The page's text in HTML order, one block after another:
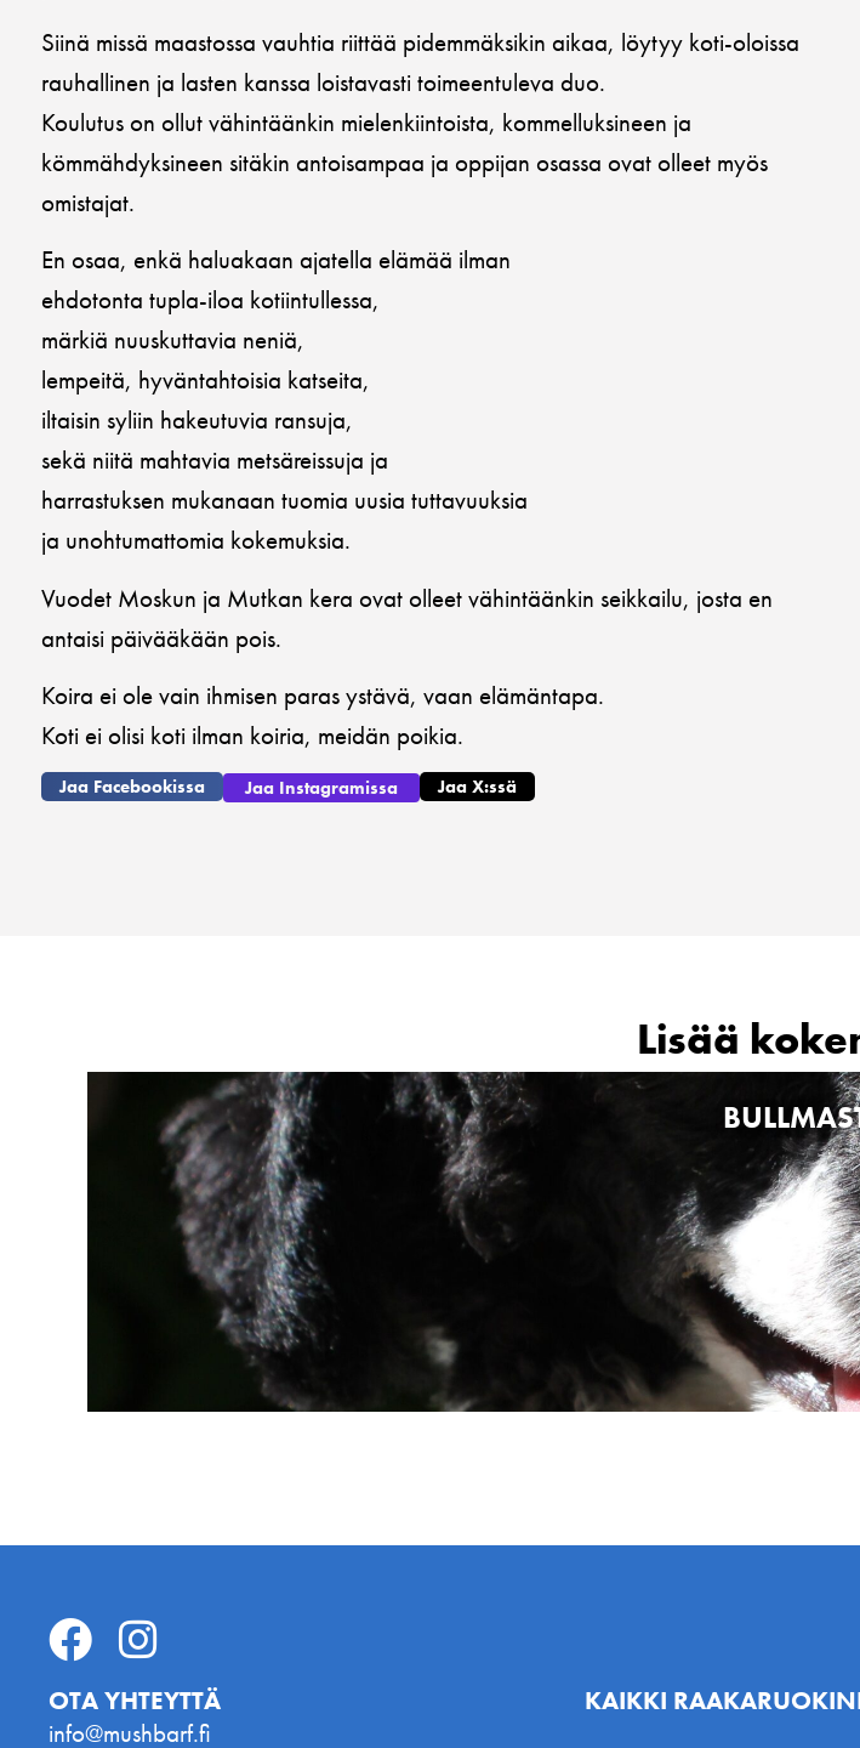
Siinä missä maastossa vauhtia riittää pidemmäksikin aikaa, löytyy koti-oloissa
rauhallinen ja lasten kanssa loistavasti toimeentuleva duo.
Koulutus on ollut vähintäänkin mielenkiintoista, kommelluksineen ja
kömmähdyksineen sitäkin antoisampaa ja oppijan osassa ovat olleet myös
omistajat.
En osaa, enkä haluakaan ajatella elämää ilman
ehdotonta tupla-iloa kotiintullessa,
märkiä nuuskuttavia neniä,
lempeitä, hyväntahtoisia katseita,
iltaisin syliin hakeutuvia ransuja,
sekä niitä mahtavia metsäreissuja ja
harrastuksen mukanaan tuomia uusia tuttavuuksia
ja unohtumattomia kokemuksia.
Vuodet Moskun ja Mutkan kera ovat olleet vähintäänkin seikkailu, josta en
antaisi päivääkään pois.
Koira ei ole vain ihmisen paras ystävä, vaan elämäntapa.
Koti ei olisi koti ilman koiria, meidän poikia.
Jaa Facebookissa Jaa Instagramissa Jaa X:ssä
Lisää
OTA YHTEYTTÄ
info@mushbarf.fi
KAIKKI